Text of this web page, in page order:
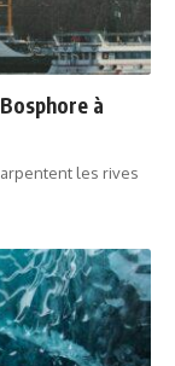
à
les rives